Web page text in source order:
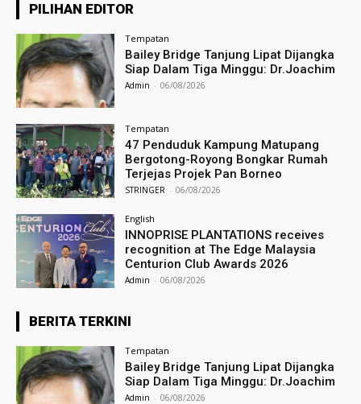
PILIHAN EDITOR
Tempatan
Bailey Bridge Tanjung Lipat Dijangka
Siap Dalam Tiga Minggu: Dr.Joachim
Admin - 06/08/2026
Tempatan
47 Penduduk Kampung Matupang
Bergotong-Royong Bongkar Rumah
Terjejas Projek Pan Borneo
STRINGER - 06/08/2026
English
INNOPRISE PLANTATIONS receives
recognition at The Edge Malaysia
Centurion Club Awards 2026
Admin - 06/08/2026
BERITA TERKINI
Tempatan
Bailey Bridge Tanjung Lipat Dijangka
Siap Dalam Tiga Minggu: Dr.Joachim
Admin - 06/08/2026